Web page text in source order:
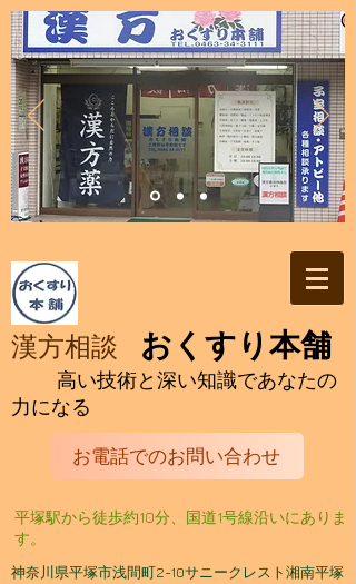
漢方相談 おくすり本舗
高い技術と深い知識であなたの
力になる
お電話でのお問い合わせ
​平塚駅から徒歩約10分、国道1号線沿いにありま
す。
神奈川県平塚市浅間町2-10サニークレスト湘南平塚